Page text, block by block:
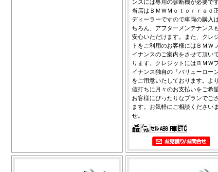
ンスには専用の診断機が必要で
当店はＢＭＷＭｏｔｏｒｒａｄ
ディーラーですので車両の購入
ちろん、アフターメンテナンス
安心いただけます。また、クレ
トをご利用のお客様にはＢＭＷ
イナンスのご案内をさせて頂い
ります。クレジットにはＢＭＷ
イナンス独自の「バリューロー
をご用意いたしております。よ
値打ちに月々のお支払いをご希
お客様にぴったりなプランでご
ます。お気軽にご相談ください
せ。